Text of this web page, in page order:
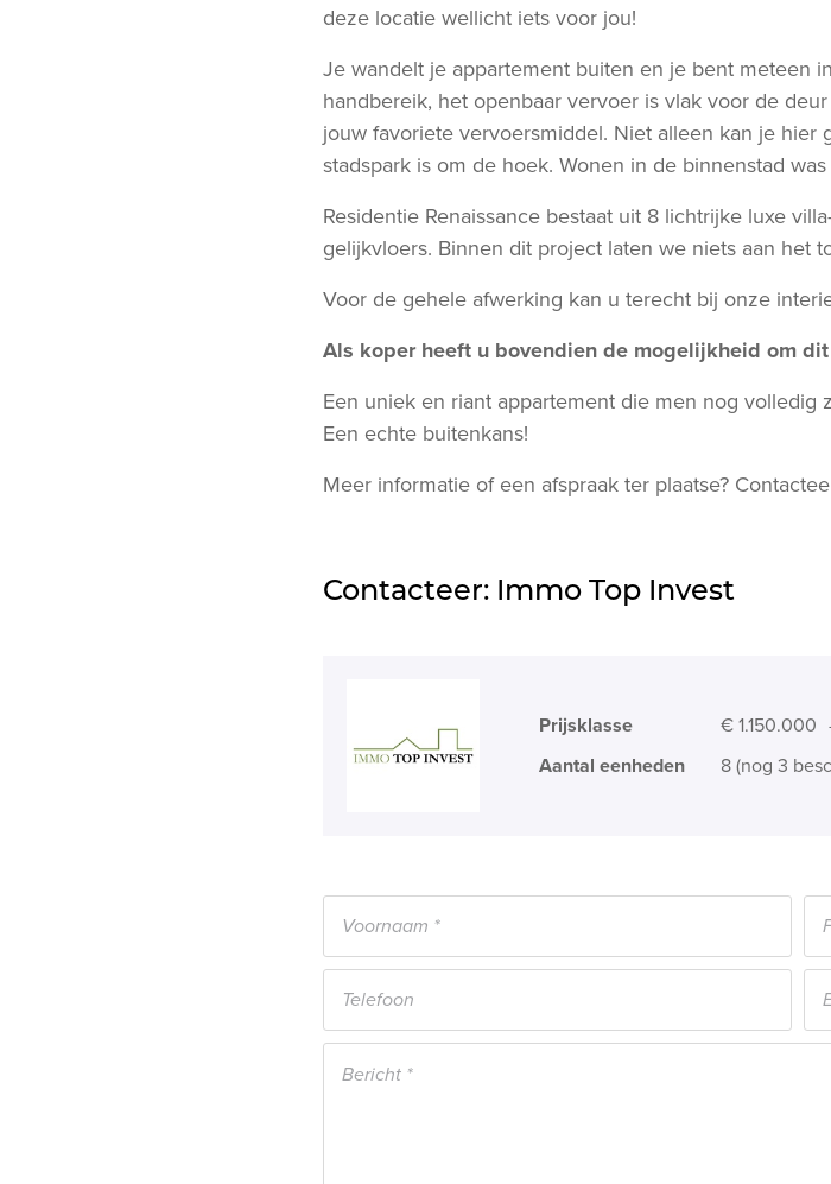
deze locatie wellicht iets voor jou!
Je wandelt je appartement buiten en je bent meteen
handbereik, het openbaar vervoer is vlak voor de
jouw favoriete vervoersmiddel. Niet alleen kan je
stadspark is om de hoek. Wonen in de binnenstad
Residentie Renaissance bestaat uit 8 lichtrijke luxe
gelijkvloers. Binnen dit project laten we niets aan het
Voor de gehele afwerking kan u terecht bij onze
Als koper heeft u bovendien de mogelijkheid om
Een uniek en riant appartement die men nog volledig
Een echte buitenkans!
Meer informatie of een afspraak ter plaatse?
Contacteer: Immo Top Invest
Prijsklasse € 1.150.000
Aantal eenheden
8 (nog 3